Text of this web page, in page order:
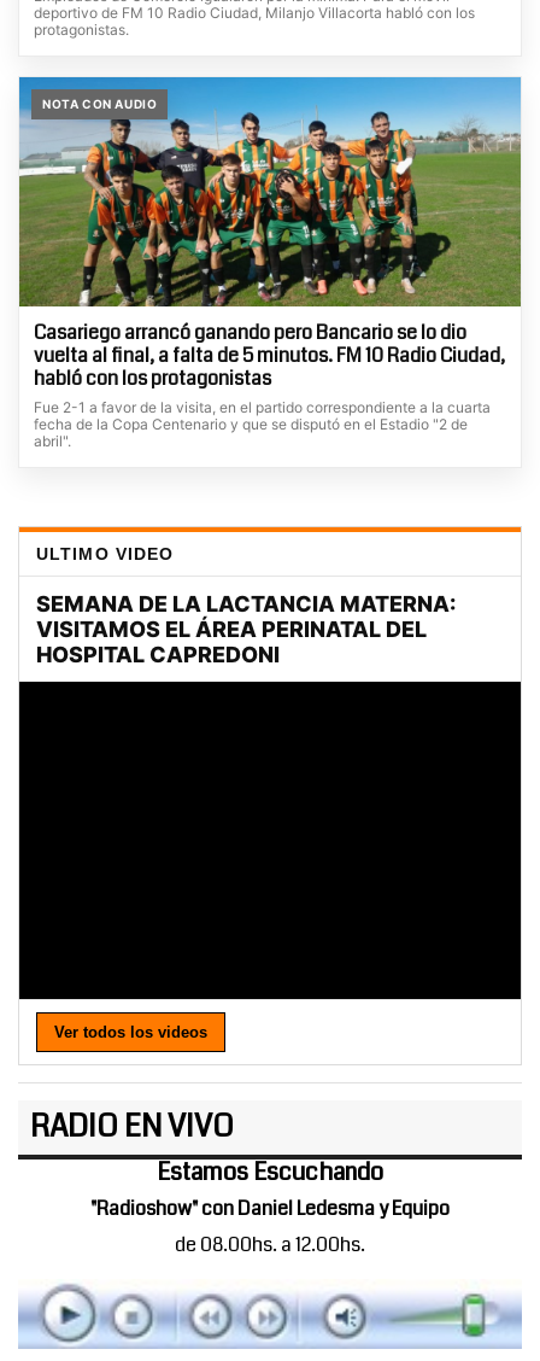
deportivo de FM 10 Radio Ciudad, Milanjo Villacorta habló con los
protagonistas.
NOTA CON AUDIO
Casariego arrancó ganando pero Bancario se lo dio
vuelta al final, a falta de 5 minutos. FM 10 Radio Ciudad,
habló con los protagonistas
Fue 2-1 a favor de la visita, en el partido correspondiente a la cuarta
fecha de la Copa Centenario y que se disputó en el Estadio "2 de
abril".
ULTIMO VIDEO
Ver todos los videos
RADIO EN VIVO
Estamos Escuchando
"Radioshow" con Daniel Ledesma y Equipo
de 08.00hs. a 12.00hs.